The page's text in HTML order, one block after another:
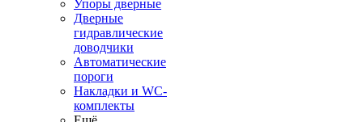
Упоры дверные
Дверные
гидравлические
доводчики
Автоматические
пороги
Накладки и WC-
комплекты